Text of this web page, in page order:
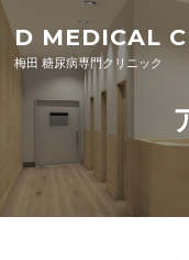
Skip to content
D MEDICAL
梅田 糖尿病専門クリニック